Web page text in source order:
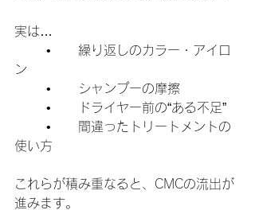
実は…
ン
	•	シャンプーの摩擦
	•	ドライヤー前の“ある不足”
使い方
これらが積み重なると、CMCの流出が
進みます。